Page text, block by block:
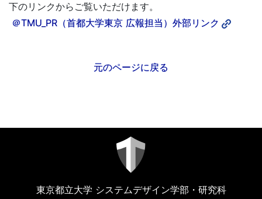
下のリンクからご覧いただけます。
＠TMU_PR（首都大学東京 広報担当）外部リンク
元のページに戻る
東京都立大学 システムデザイン学部・研究科